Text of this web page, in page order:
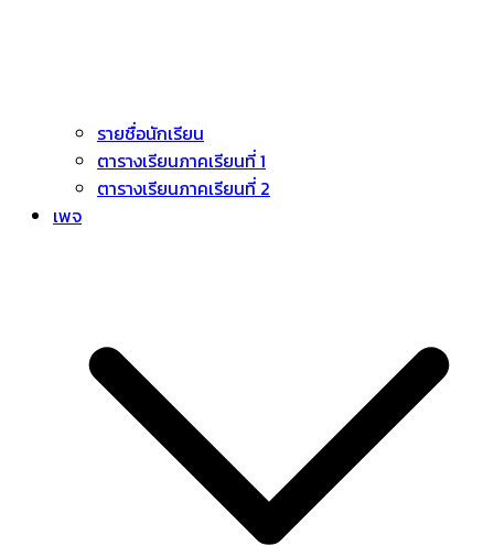
รายชื่อนักเรียน
ตารางเรียนภาคเรียนที่ 1
ตารางเรียนภาคเรียนที่ 2
เพจ